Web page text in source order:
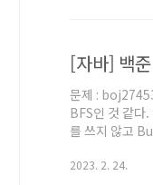
[자바] 백
문제 :
BFS인 것 같
를 쓰지 않고
의 팁을 원하시
2023. 2. 24.